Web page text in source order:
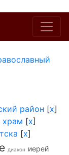
район [x]
храм [x]
[x]
диакон иерей